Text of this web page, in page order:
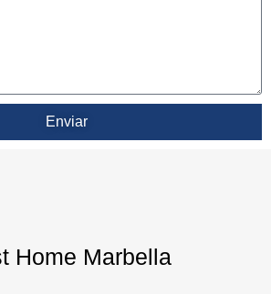
Enviar
Home Marbella